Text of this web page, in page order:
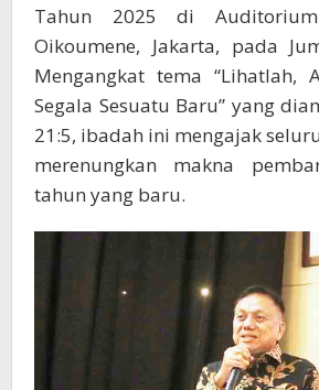
Tahun 2025 di
Oikoumene, Jakarta, pada
Mengangkat tema “Lihatlah,
Segala Sesuatu Baru” yang
21:5, ibadah ini mengajak
merenungkan makna
tahun yang baru.